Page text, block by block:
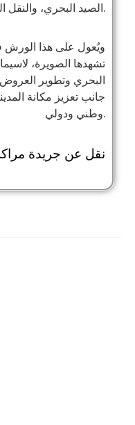
الصيد البحري، والنقل التجاري، والسياحة البحرية.
ويُعول على هذا الورش
تشهدها الصويرة،
البحري وتطوير العروض
جانب تعزيز مكانة
وطني ودولي.
نقل عن جريدة